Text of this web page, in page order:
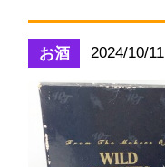
お酒 2024/10/11